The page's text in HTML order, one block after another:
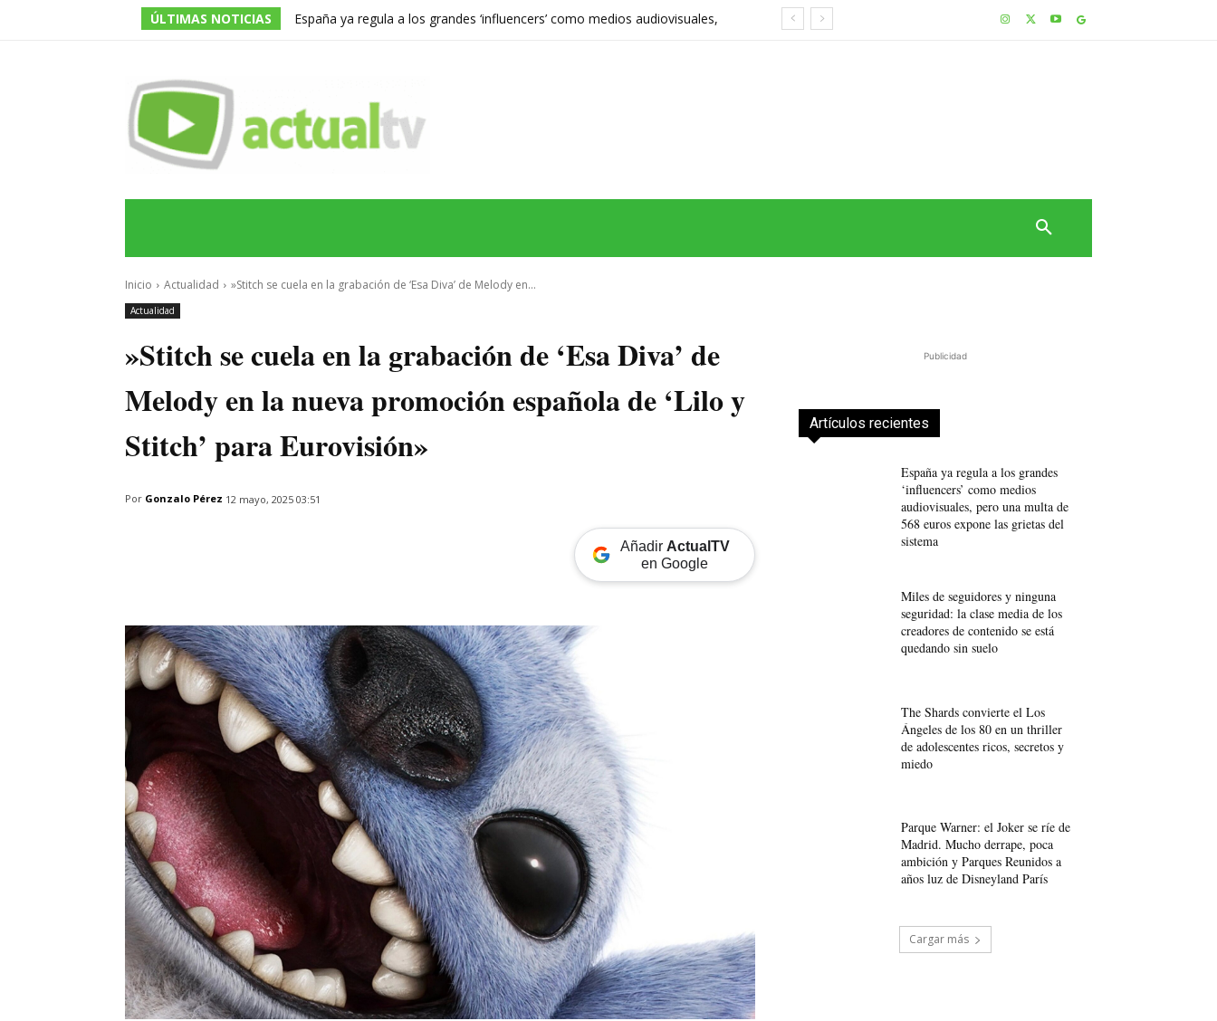
ÚLTIMAS NOTICIAS
España ya regula a los grandes ‘influencers’ como medios audiovisuales,
Inicio Actualidad »Stitch se cuela en la grabación de ‘Esa Diva’ de Melody en...
Actualidad
»Stitch se cuela en la grabación de ‘Esa Diva’ de
Melody en la nueva promoción española de ‘Lilo y
Stitch’ para Eurovisión»
Por Gonzalo Pérez 12 mayo, 2025 03:51
Añadir ActualTV
en Google
Publicidad
Artículos recientes
España ya regula a los grandes
‘influencers’ como medios
audiovisuales, pero una multa de
568 euros expone las grietas del
sistema
Miles de seguidores y ninguna
seguridad: la clase media de los
creadores de contenido se está
quedando sin suelo
The Shards convierte el Los
Ángeles de los 80 en un thriller
de adolescentes ricos, secretos y
miedo
Parque Warner: el Joker se ríe de
Madrid. Mucho derrape, poca
ambición y Parques Reunidos a
años luz de Disneyland París
Cargar más